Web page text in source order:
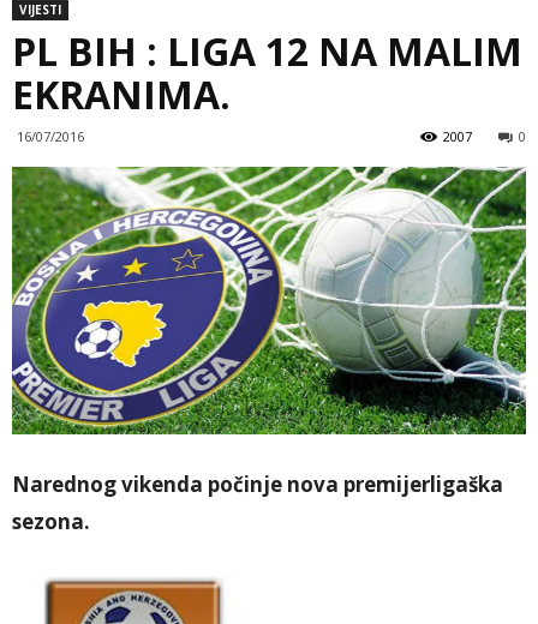
VIJESTI
PL BIH : LIGA 12 NA MALIM
EKRANIMA.
16/07/2016 0
2007
Narednog vikenda počinje nova premijerligaška
sezona.